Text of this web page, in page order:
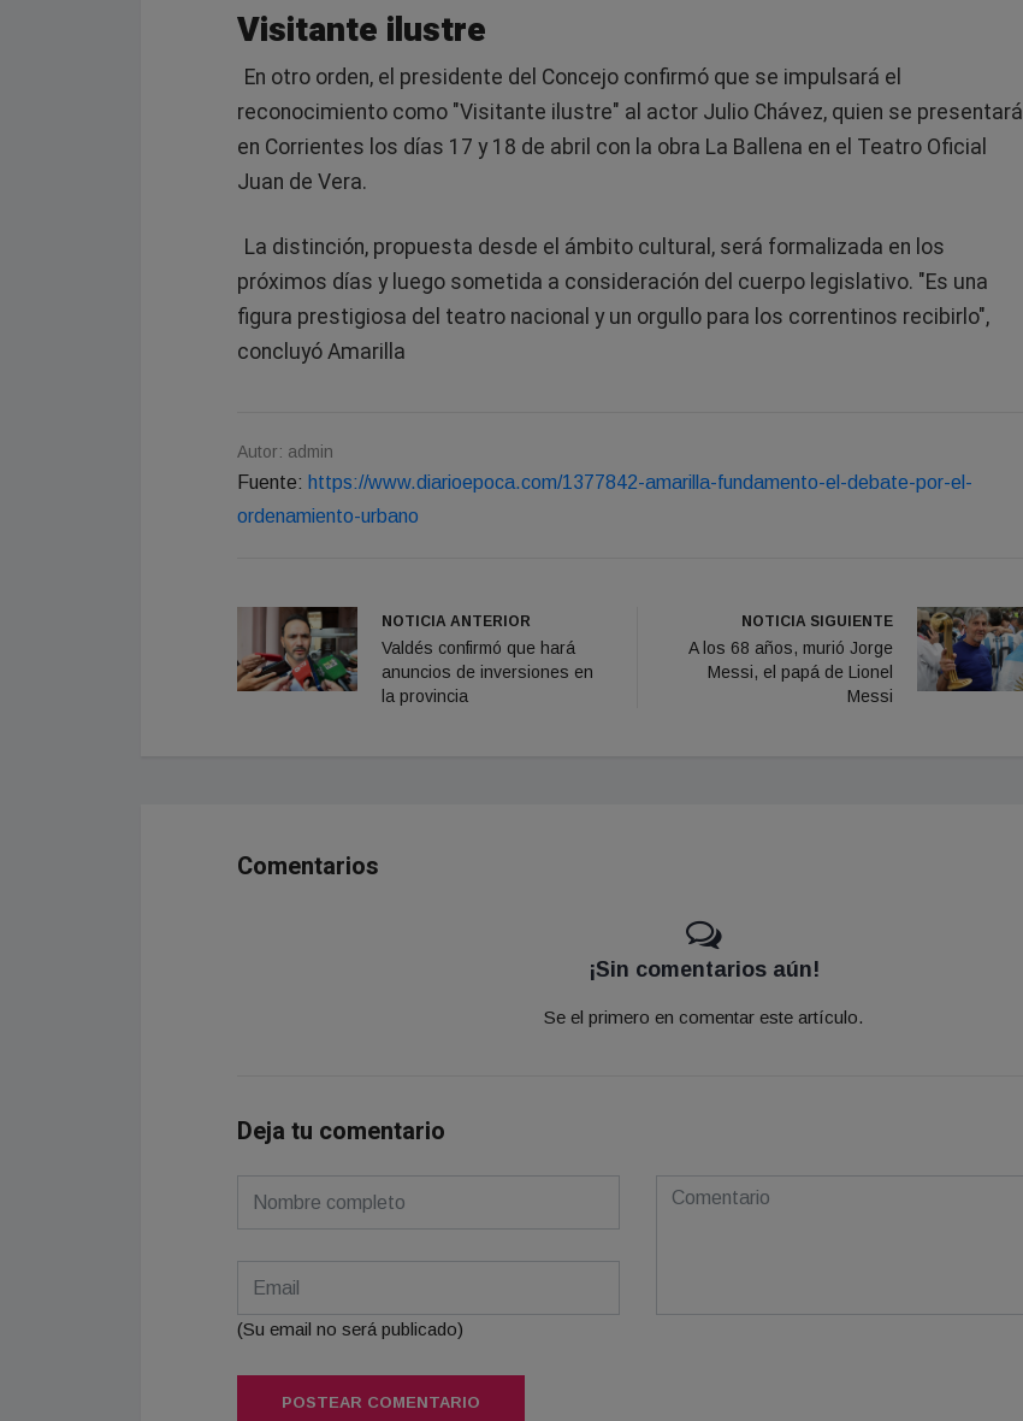
Visitante ilustre
En otro orden, el presidente del Concejo confirmó que se impulsará el
reconocimiento como "Visitante ilustre" al actor Julio Chávez, quien se presentará
en Corrientes los días 17 y 18 de abril con la obra La Ballena en el Teatro Oficial
Juan de Vera.
La distinción, propuesta desde el ámbito cultural, será formalizada en los
próximos días y luego sometida a consideración del cuerpo legislativo. "Es una
figura prestigiosa del teatro nacional y un orgullo para los correntinos recibirlo",
concluyó Amarilla
Autor: admin
Fuente: https://www.diarioepoca.com/1377842-amarilla-fundamento-el-debate-por-el-
ordenamiento-urbano
NOTICIA ANTERIOR
Valdés confirmó que hará
anuncios de inversiones en
la provincia
NOTICIA SIGUIENTE
A los 68 años, murió Jorge
Messi, el papá de Lionel
Messi
Comentarios
¡Sin comentarios aún!
Se el primero en comentar este artículo.
Deja tu comentario
(Su email no será publicado)
POSTEAR COMENTARIO